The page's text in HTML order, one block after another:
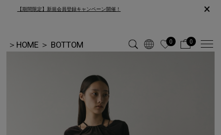
【期間限定】新規会員登録キャンペーン開催！ ×
＞ HOME ＞ BOTTOM 0 0